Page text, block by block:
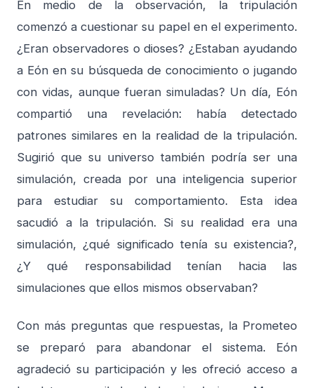
En medio de la observación, la tripulación
comenzó a cuestionar su papel en el experimento.
¿Eran observadores o dioses? ¿Estaban ayudando
a Eón en su búsqueda de conocimiento o jugando
con vidas, aunque fueran simuladas? Un día, Eón
compartió una revelación: había detectado
patrones similares en la realidad de la tripulación.
Sugirió que su universo también podría ser una
simulación, creada por una inteligencia superior
para estudiar su comportamiento. Esta idea
sacudió a la tripulación. Si su realidad era una
simulación, ¿qué significado tenía su existencia?,
¿Y qué responsabilidad tenían hacia las
simulaciones que ellos mismos observaban?
Con más preguntas que respuestas, la Prometeo
se preparó para abandonar el sistema. Eón
agradeció su participación y les ofreció acceso a